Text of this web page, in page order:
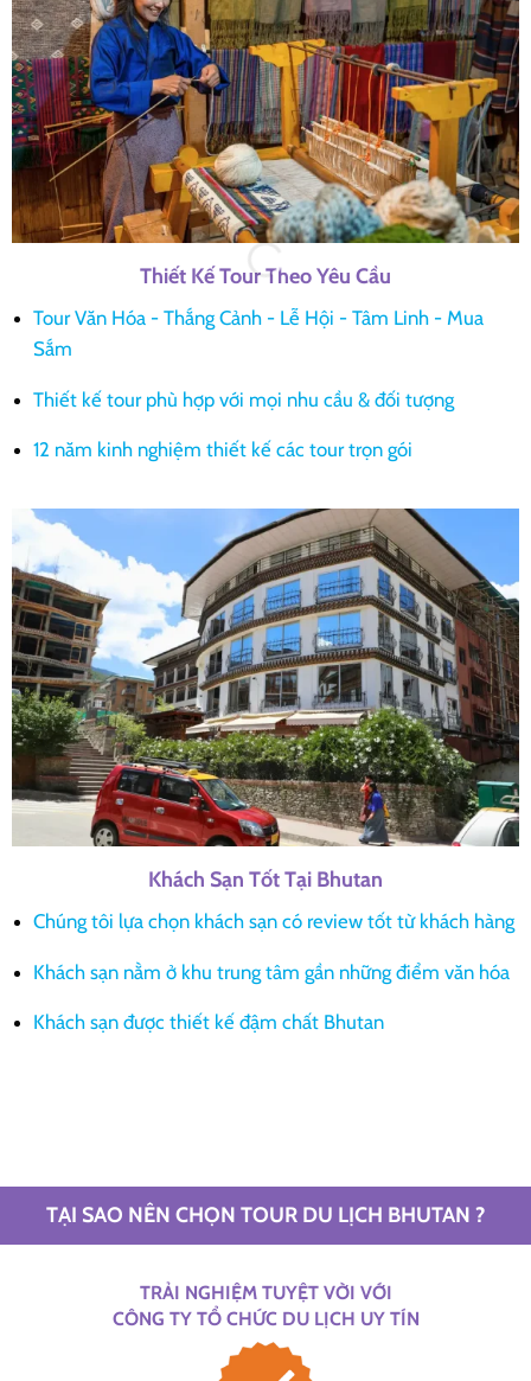
Thiết Kế Tour Theo Yêu Cầu
Tour Văn Hóa - Thắng Cảnh - Lễ Hội - Tâm Linh - Mua
Sắm
Thiết kế tour phù hợp với mọi nhu cầu & đối tượng
12 năm kinh nghiệm thiết kế các tour trọn gói
Khách Sạn Tốt Tại Bhutan
Chúng tôi lựa chọn khách sạn có review tốt từ khách hàng
Khách sạn nằm ở khu trung tâm gần những điểm văn hóa
Khách sạn được thiết kế đậm chất Bhutan
TẠI SAO NÊN CHỌN TOUR DU LỊCH BHUTAN ?
TRẢI NGHIỆM TUYỆT VỜI VỚI
CÔNG TY TỔ CHỨC DU LỊCH UY TÍN